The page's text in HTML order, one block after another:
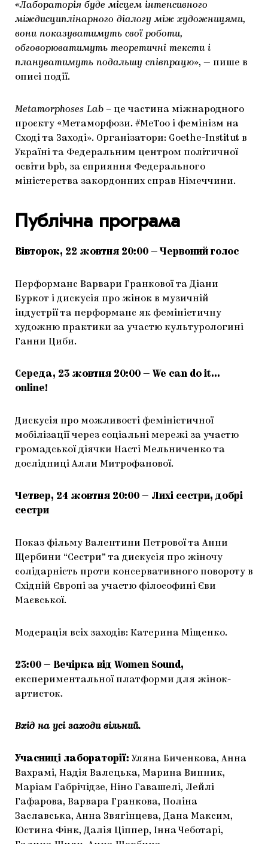
«Лабораторія буде місцем інтенсивного
міждисциплінарного діалогу між художницями,
вони показуватимуть свої роботи,
обговорюватимуть теоретичні тексти і
плануватимуть подальшу співпрацю», — пише в
описі події.
Metamorphoses Lab – це частина міжнародного
проєкту «Метаморфози. #MeToo і фемінізм на
Сході та Заході». Організатори: Goethe-Institut в
Україні та Федеральним центром політичної
освіти bpb, за сприяння Федерального
міністерства закордонних справ Німеччини.
Публічна програма
Вівторок, 22 жовтня 20:00 — Червоний голос
Перформанс Варвари Гранкової та Діани
Буркот і дискусія про жінок в музичній
індустрії та перформанс як феміністичну
художню практики за участю культурологині
Ганни Циби.
Середа, 23 жовтня 20:00 — We can do it…
online!
Дискусія про можливості феміністичної
мобілізації через соціальні мережі за участю
громадської діячки Насті Мельниченко та
дослідниці Алли Митрофанової.
Четвер, 24 жовтня 20:00 — Лихі сестри, добрі
сестри
Показ фільму Валентини Петрової та Анни
Щербини “Сестри” та дискусія про жіночу
солідарність проти консервативного повороту в
Східній Європі за участю філософині Єви
Маєвської.
Модерація всіх заходів: Катерина Міщенко.
23:00 — Вечірка від Women Sound,
експериментальної платформи для жінок-
артисток.
Вхід на усі заходи вільний.
Учасниці лабораторії: Уляна Биченкова, Анна
Вахрамі, Надія Валецька, Марина Винник,
Маріам Габрічідзе, Ніно Гавашелі, Лейлі
Гафарова, Варвара Гранкова, Поліна
Заславська, Анна Звягінцева, Дана Максим,
Юстина Фінк, Далія Ціппер, Інна Чеботарі,